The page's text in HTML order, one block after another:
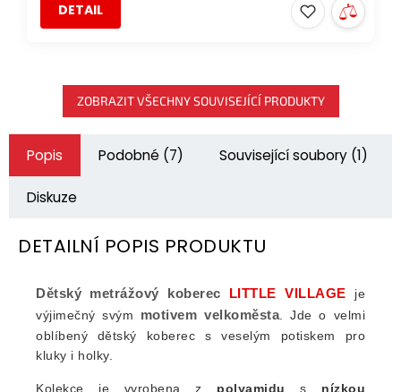
DETAIL
ZOBRAZIT VŠECHNY SOUVISEJÍCÍ PRODUKTY
Popis Podobné (7) Související soubory (1)
Diskuze
DETAILNÍ POPIS PRODUKTU
Dětský metrážový koberec LITTLE VILLAGE je
výjimečný svým motivem velkoměsta. Jde o velmi
oblíbený dětský koberec s veselým potiskem pro
kluky i holky.
Kolekce je vyrobena z polyamidu s nízkou